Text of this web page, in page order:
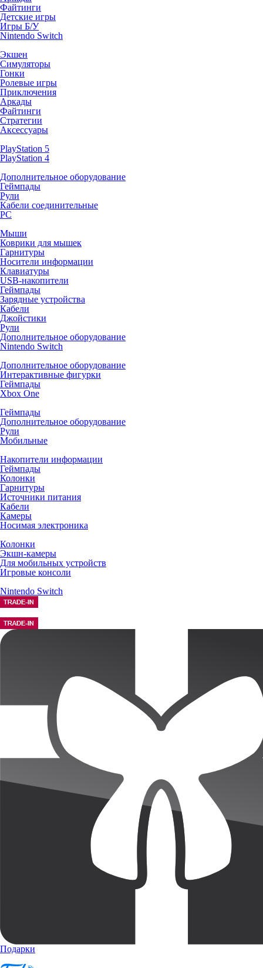
Файтинги
Детские игры
Игры Б/У
Nintendo Switch
Экшен
Симуляторы
Гонки
Ролевые игры
Приключения
Аркады
Файтинги
Стратегии
Аксессуары
PlayStation 5
PlayStation 4
Дополнительное оборудование
Геймпады
Рули
Кабели соединительные
PC
Мыши
Коврики для мышек
Гарнитуры
Носители информации
Клавиатуры
USB-накопители
Геймпады
Зарядные устройства
Кабели
Джойстики
Рули
Дополнительное оборудование
Nintendo Switch
Дополнительное оборудование
Интерактивные фигурки
Геймпады
Xbox One
Геймпады
Дополнительное оборудование
Рули
Мобильные
Накопители информации
Геймпады
Колонки
Гарнитуры
Источники питания
Кабели
Камеры
Носимая электроника
Колонки
Экшн-камеры
Для мобильных устройств
Игровые консоли
Nintendo Switch
Подарки